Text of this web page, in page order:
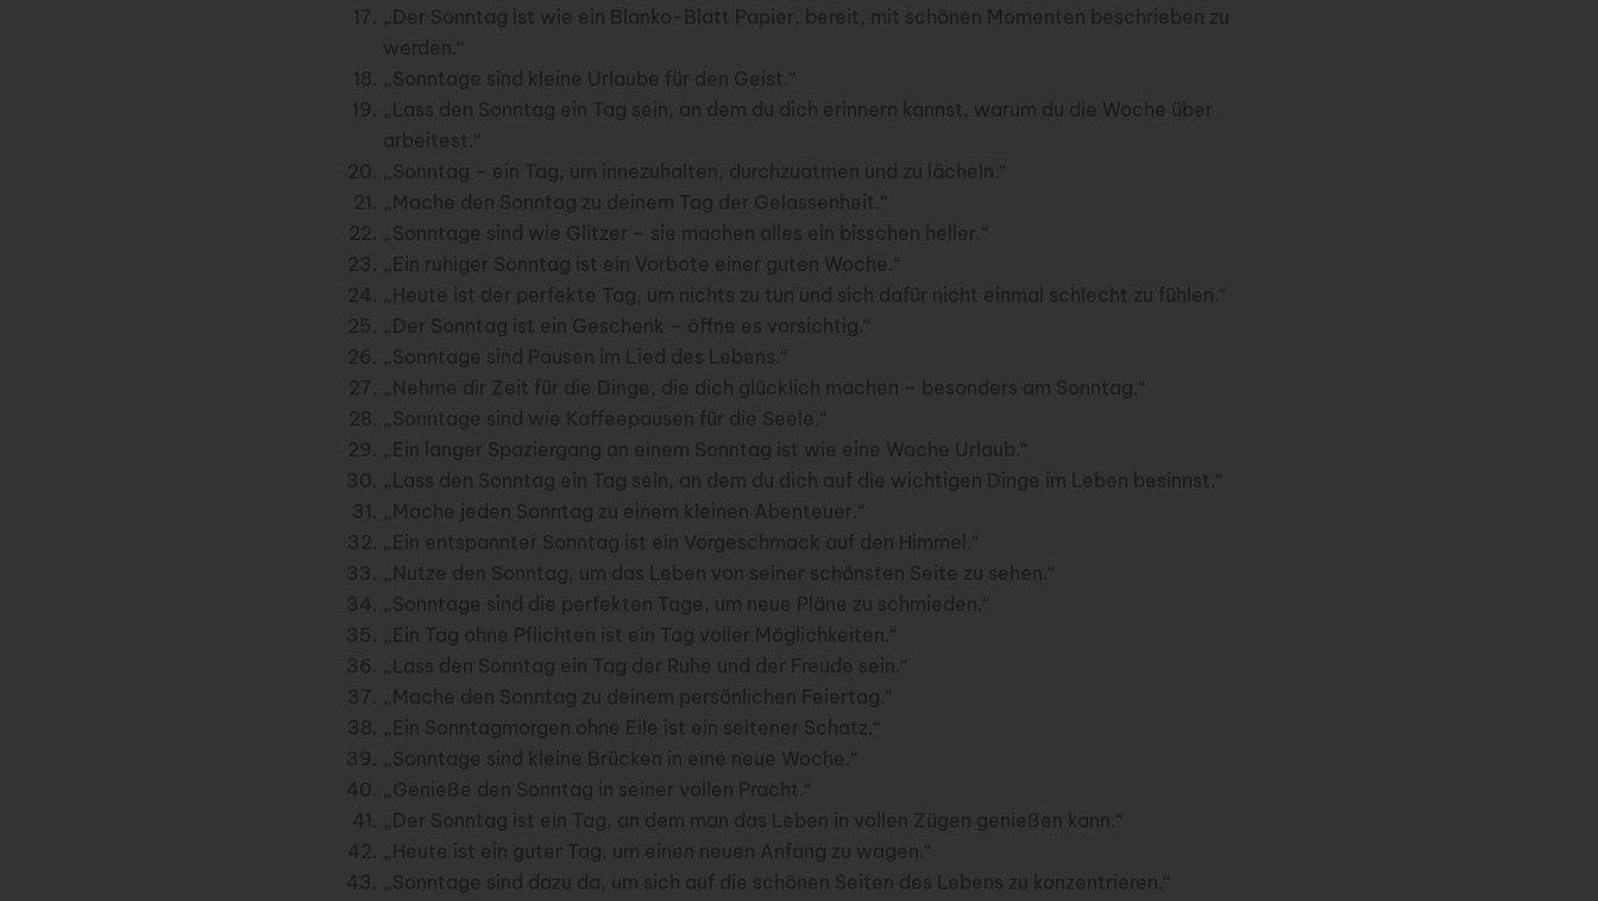
„Der Sonntag ist wie ein Blanko-Blatt Papier, bereit, mit schönen Momenten beschrieben zu
werden.“
„Sonntage sind kleine Urlaube für den Geist.“
„Lass den Sonntag ein Tag sein, an dem du dich erinnern kannst, warum du die Woche über
arbeitest.“
„Sonntag – ein Tag, um innezuhalten, durchzuatmen und zu lächeln.“
„Mache den Sonntag zu deinem Tag der Gelassenheit.“
„Sonntage sind wie Glitzer – sie machen alles ein bisschen heller.“
„Ein ruhiger Sonntag ist ein Vorbote einer guten Woche.“
„Heute ist der perfekte Tag, um nichts zu tun und sich dafür nicht einmal schlecht zu fühlen.“
„Der Sonntag ist ein Geschenk – öffne es vorsichtig.“
„Sonntage sind Pausen im Lied des Lebens.“
„Nehme dir Zeit für die Dinge, die dich glücklich machen – besonders am Sonntag.“
„Sonntage sind wie Kaffeepausen für die Seele.“
„Ein langer Spaziergang an einem Sonntag ist wie eine Woche Urlaub.“
„Lass den Sonntag ein Tag sein, an dem du dich auf die wichtigen Dinge im Leben besinnst.“
„Mache jeden Sonntag zu einem kleinen Abenteuer.“
„Ein entspannter Sonntag ist ein Vorgeschmack auf den Himmel.“
„Nutze den Sonntag, um das Leben von seiner schönsten Seite zu sehen.“
„Sonntage sind die perfekten Tage, um neue Pläne zu schmieden.“
„Ein Tag ohne Pflichten ist ein Tag voller Möglichkeiten.“
„Lass den Sonntag ein Tag der Ruhe und der Freude sein.“
„Mache den Sonntag zu deinem persönlichen Feiertag.“
„Ein Sonntagmorgen ohne Eile ist ein seltener Schatz.“
„Sonntage sind kleine Brücken in eine neue Woche.“
„Genieße den Sonntag in seiner vollen Pracht.“
„Der Sonntag ist ein Tag, an dem man das Leben in vollen Zügen genießen kann.“
„Heute ist ein guter Tag, um einen neuen Anfang zu wagen.“
„Sonntage sind dazu da, um sich auf die schönen Seiten des Lebens zu konzentrieren.“